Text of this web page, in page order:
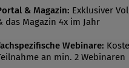
eigenständiger und
eines wirksamen internen
(IKS). Vergleicht man
in Deutschland zur Prüfung
& Magazin: Exklusiver
das Magazin 4x im Jahr
Webinare:
an min. 2 Webinaren